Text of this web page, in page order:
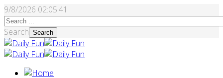
9/8/2026 02:05:42
Search Search